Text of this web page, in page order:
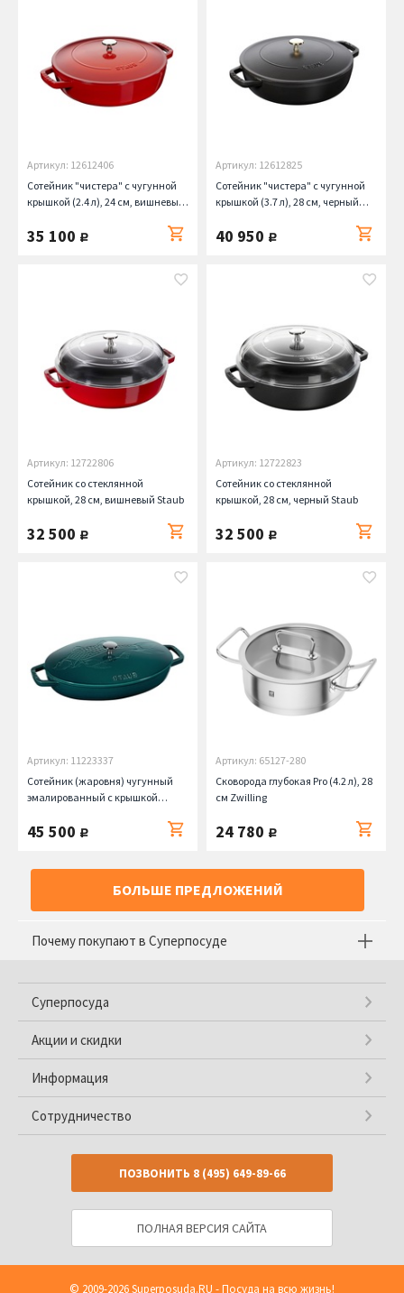
Артикул: 12612406
Сотейник "чистера" с чугунной
крышкой (2.4 л), 24 см, вишневый
35 100 руб.
Артикул: 12612825
Сотейник "чистера" с чугунной
крышкой (3.7 л), 28 см, черный
40 950 руб.
Артикул: 12722806
Сотейник со стеклянной
крышкой, 28 см, вишневый Staub
32 500 руб.
Артикул: 12722823
Сотейник со стеклянной
крышкой, 28 см, черный Staub
32 500 руб.
Артикул: 11223337
Сотейник (жаровня) чугунный
эмалированный с крышкой
Staub
45 500 руб.
Артикул: 65127-280
Сковорода глубокая Pro (4.2 л), 28
см Zwilling
24 780 руб.
БОЛЬШЕ ПРЕДЛОЖЕНИЙ
Почему покупают в Суперпосуде
Суперпосуда
Акции и скидки
Информация
Сотрудничество
ПОЗВОНИТЬ 8 (495) 649-89-66
ПОЛНАЯ ВЕРСИЯ САЙТА
© 2009-2026Superposuda.RU - Посуда на всю жизнь!